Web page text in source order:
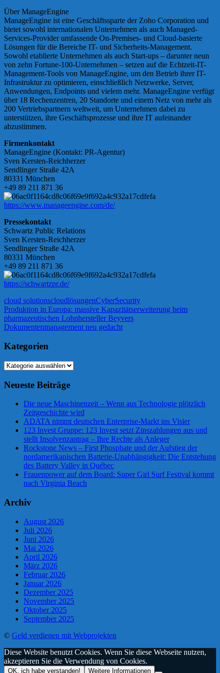
Über ManageEngine
ManageEngine ist eine Geschäftssparte der Zoho Corporation und
bietet sowohl internationalen Unternehmen als auch Managed-
Services-Provider umfassende On-Premises- und Cloud-basierte
Lösungen für die Bereiche IT- und Sicherheits-Management.
Sowohl etablierte Unternehmen als auch Start-ups – darunter neun
von zehn Fortune-100-Unternehmen – setzen auf die Echtzeit-IT-
Management-Tools von ManageEngine, um den Betrieb ihrer IT-
Infrastruktur zu optimieren, einschließlich Netzwerke, Server,
Anwendungen, Endpoints und vielem mehr. ManageEngine verfügt
über 18 Rechenzentren, 20 Standorte und einem Netz von mehr als
200 Vertriebspartnern weltweit, um Unternehmen dabei zu
unterstützen, ihre Geschäftsprozesse und ihre IT aufeinander
abzustimmen.
Firmenkontakt
ManageEngine (Kontakt: PR-Agentur)
Sven Kersten-Reichherzer
Sendlinger Straße 42A
80331 München
+49 89 211 871 36
https://www.manageengine.com/de/
Pressekontakt
Schwartz Public Relations
Sven Kersten-Reichherzer
Sendlinger Straße 42A
80331 München
+49 89 211 871 36
https://schwartzpr.de/
cloud solutionscloudlösungenCyberSecurity
Beitragsnavigation
Vorheriger
Beitrag:
Produktion in Europa: massive Kapazitätserweiterung beim
pharmazeutischen Lohnhersteller Beyvers
Nächster
Dokumentenmanagement neu gedacht
Kategorien
Kategorien
Neueste Beiträge
Die neue Maschinenzeit – Wenn aus Technologie plötzlich
Zeitgeschichte wird
ADATA nimmt deutschen Enterprise-Markt ins Visier
123 Invest Gruppe: 123 Invest setzt Zinszahlungen aus und
stellt Insolvenzantrag – Ihre Rechte als Anleger
Rockstone News – First Phosphate und der Aufstieg der
nordamerikanischen Batterie-Unabhängigkeit: Die Entstehung
des Battery Valley in Québec
Frauenpower auf dem Board: Super Girl Surf Festival kommt
nach Virginia Beach
Archiv
August 2026
Juli 2026
Juni 2026
Mai 2026
April 2026
März 2026
Februar 2026
Januar 2026
Dezember 2025
November 2025
Oktober 2025
September 2025
© Geld verdienen mit Webprojekten
Diese Website benutzt Cookies. Wenn Sie diese Webseite nutzen,
akzeptieren Sie die Verwendung von Cookies.
OK, ich habe verstanden! Weitere Informationen